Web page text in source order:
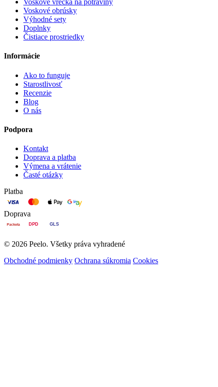
Voskové vrecká na potraviny
Voskové obrúsky
Výhodné sety
Doplnky
Čistiace prostriedky
Informácie
Ako to funguje
Starostlivosť
Recenzie
Blog
O nás
Podpora
Kontakt
Doprava a platba
Výmena a vrátenie
Časté otázky
Platba
Doprava
Packeta DPD GLS
© 2026 Peelo. Všetky práva vyhradené
Obchodné podmienky Ochrana súkromia Cookies